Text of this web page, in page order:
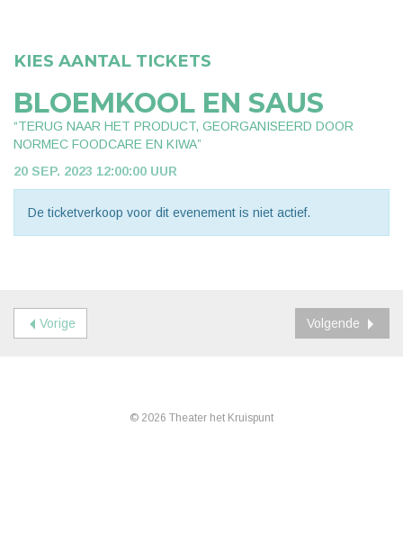
KIES AANTAL TICKETS
BLOEMKOOL EN SAUS
“TERUG NAAR HET PRODUCT, GEORGANISEERD DOOR
NORMEC FOODCARE EN KIWA”
20 SEP. 2023 12:00:00 UUR
De ticketverkoop voor dit evenement is niet actief.
Vorige Volgende
© 2026 Theater het Kruispunt